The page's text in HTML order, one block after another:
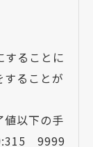
することに
することが
以下の手
9999